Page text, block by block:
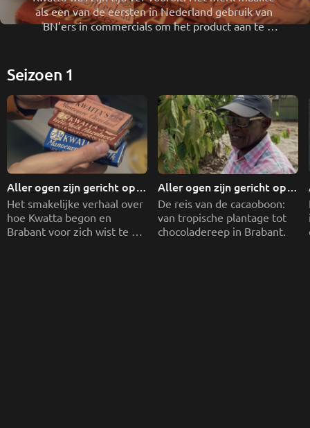
als een van de eersten in Nederland gebruik van
BN’ers in commercials om het product aan te
Seizoen 1
Aller ogen zijn gericht op
KWATTA
Het smakelijke verhaal over
hoe Kwatta begon en
Brabant voor zich wist te
Aller ogen zijn gericht op
KWATTA
De reis van de cacaoboon:
van tropische plantage tot